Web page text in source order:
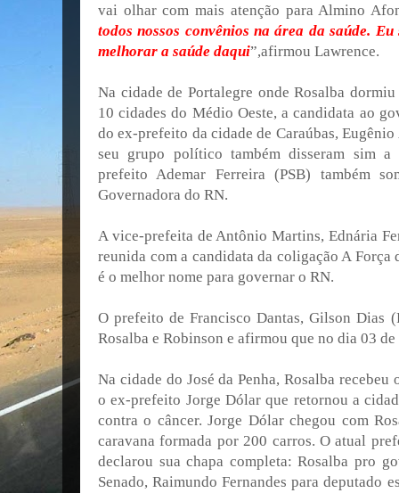
vai olhar com mais atenção para Almino
todos nossos convênios na área da saúde.
melhorar a saúde daqui”,afirmou Lawrence.
Na cidade de Portalegre onde Rosalba
10 cidades do Médio Oeste, a candidata ao
do ex-prefeito da cidade de Caraúbas,
seu grupo político também disseram sim a
prefeito Ademar Ferreira (PSB) também
Governadora do RN.
A vice-prefeita de Antônio Martins, Ednária
reunida com a candidata da coligação A Força
é o melhor nome para governar o RN.
O prefeito de Francisco Dantas, Gilson Dias
Rosalba e Robinson e afirmou que no dia 03
Na cidade do José da Penha, Rosalba
o ex-prefeito Jorge Dólar que retornou a
contra o câncer. Jorge Dólar chegou com
caravana formada por 200 carros. O atual
declarou sua chapa completa: Rosalba pro
Senado, Raimundo Fernandes para deputado